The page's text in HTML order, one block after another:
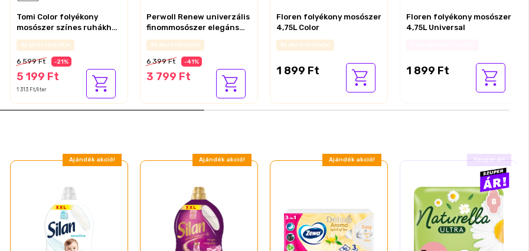
Tomi Color folyékony
mosószer színes ruhákhoz
88 mosás 3,96 l
Az akció részletei
6 599 Ft -21%
5 199 Ft
1 313 Ft/liter
Perwoll Renew univerzális
finommosószer elegáns
illattal 60 mosás 3 l
Blossom
Az akció részletei
6 399 Ft -41%
3 799 Ft
Floren folyékony mosószer
4,75L Color
Az akció részletei
1 899 Ft
Floren folyékony mosószer
4,75L Universal
1 899 Ft
Ajándék akció! Ajándék akció! Ajándék akció! Most akcióban!